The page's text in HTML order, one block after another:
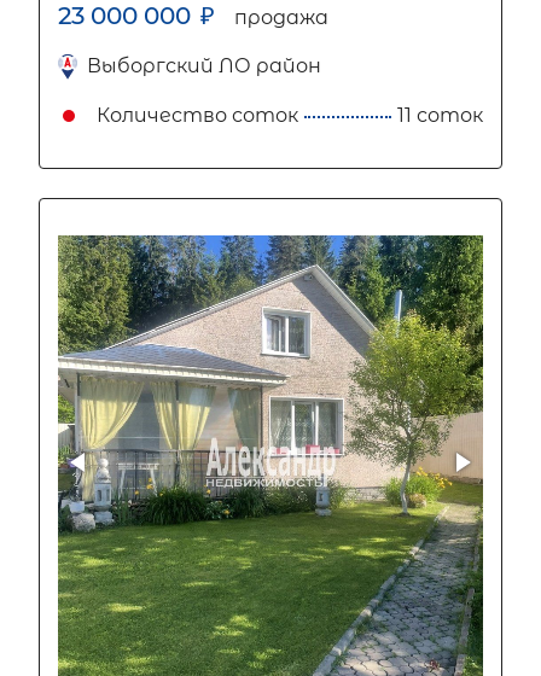
23 000 000 ₽ продажа
Выборгский ЛО район
Количество соток 11 соток